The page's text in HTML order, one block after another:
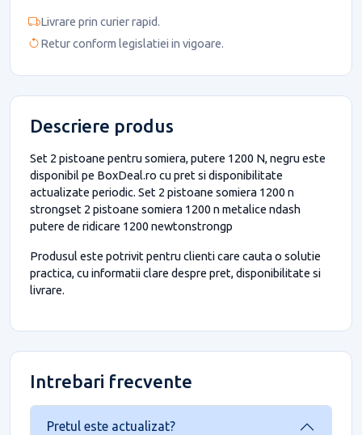
Livrare prin curier rapid.
Retur conform legislatiei in vigoare.
Descriere produs
Set 2 pistoane pentru somiera, putere 1200 N, negru este
disponibil pe BoxDeal.ro cu pret si disponibilitate
actualizate periodic. Set 2 pistoane somiera 1200 n
strongset 2 pistoane somiera 1200 n metalice ndash
putere de ridicare 1200 newtonstrongp
Produsul este potrivit pentru clienti care cauta o solutie
practica, cu informatii clare despre pret, disponibilitate si
livrare.
Intrebari frecvente
Pretul este actualizat?